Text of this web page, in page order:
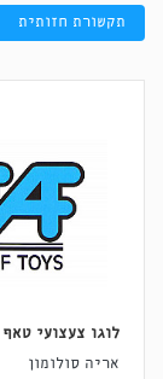
תקשורת חזותית
לוגו צעצועי טאף
אריה סולומון